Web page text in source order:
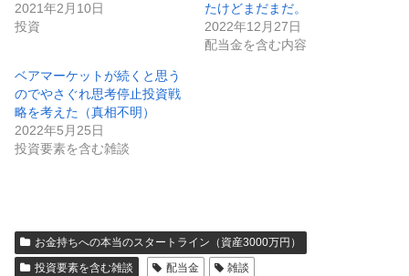
2021年2月10日
投資
たけどまだまだ。
2022年12月27日
配当金を含む内容
ベアマーケットが続くと思う
のでやさぐれ思考停止投資戦
略を考えた（真相不明）
2022年5月25日
投資要素を含む雑談
お金持ちへの本当のスタートライン（資産3000万円）
投資要素を含む雑談
配当金 雑談